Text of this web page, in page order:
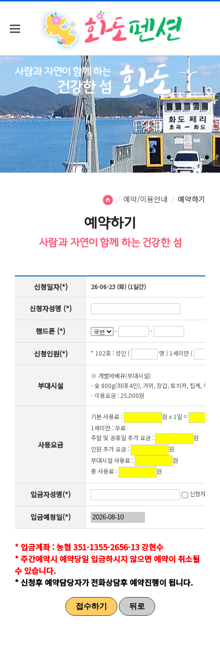
예약/이용안내 예약하기
예약하기
사람과 자연이 함께 하는 건강한 섬
신청일자(*) 26-06-23 (화) (1일간)
신청자성명 (*)
핸드폰 (*) - -
신청인원(*) * 102호 :성인 ( 명 ) 1세미만 (
부대시설
※ 개별바베큐(부대시설)
- 숯 800g(최대 4인), 가위, 장갑, 토치카, 집게, 석쇠,
- 이용요금 : 25,000원
사용요금
기본 사용료 :
원 x 1일 =
1세미만 : 무료
주말 및 공휴일 추가 요금 :
원
인원 추가 요금 :
원
부대시설 사용료 :
원
총 사용료 :
원
입금자성명(*) 신청자와 동
입금예정일(*)
* 입금계좌 : 농협 351-1355-2656-13 강현수
* 주간예약시 예약당일 입금하시지 않으면 예약이 취소될
수 있습니다.
* 신청후 예약담당자가 전화상담후 예약진행이 됩니다.